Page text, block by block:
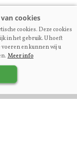
Engel
fokkers’
cookies. Deze cookies
in het gebruik. U hoeft
en kunnen wij u
Meer info